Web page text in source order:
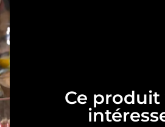
Ce produit